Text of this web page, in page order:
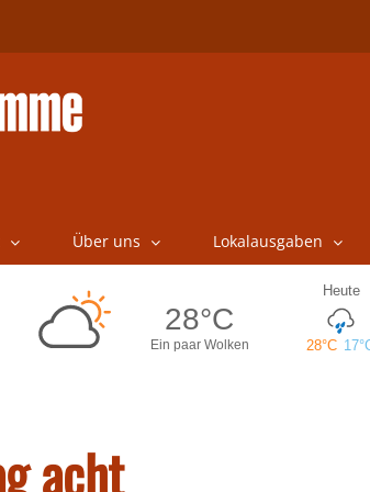
Über uns Lokalausgaben
acht